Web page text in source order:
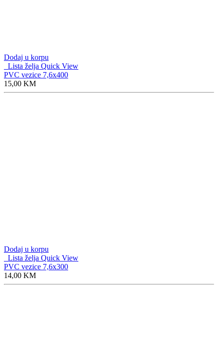
Dodaj u korpu
Lista želja Quick View
PVC vezice 7,6x400
15,00 KM
Dodaj u korpu
Lista želja Quick View
PVC vezice 7,6x300
14,00 KM